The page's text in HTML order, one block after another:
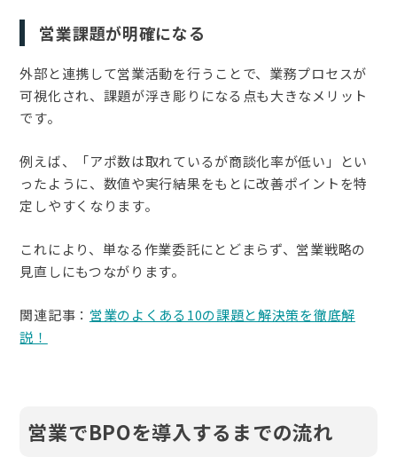
営業課題が明確になる
外部と連携して営業活動を行うことで、業務プロセスが
可視化され、課題が浮き彫りになる点も大きなメリット
です。
例えば、「アポ数は取れているが商談化率が低い」とい
ったように、数値や実行結果をもとに改善ポイントを特
定しやすくなります。
これにより、単なる作業委託にとどまらず、営業戦略の
見直しにもつながります。
関連記事： 営業のよくある10の課題と解決策を徹底解
説！
営業でBPOを導入するまでの流れ